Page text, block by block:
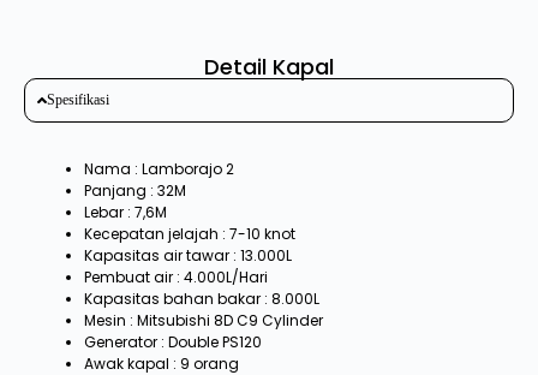
Detail Kapal
Spesifikasi
Nama : Lamborajo 2
Panjang : 32M
Lebar : 7,6M
Kecepatan jelajah : 7-10 knot
Kapasitas air tawar : 13.000L
Pembuat air : 4.000L/Hari
Kapasitas bahan bakar : 8.000L
Mesin : Mitsubishi 8D C9 Cylinder
Generator : Double PS120
Awak kapal : 9 orang